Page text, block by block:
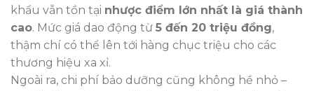
khẩu vẫn tồn tại nhược điểm lớn nhất là giá thành
cao. Mức giá dao động từ 5 đến 20 triệu đồng,
thậm chí có thể lên tới hàng chục triệu cho các
thương hiệu xa xỉ.
Ngoài ra, chi phí bảo dưỡng cũng không hề nhỏ –